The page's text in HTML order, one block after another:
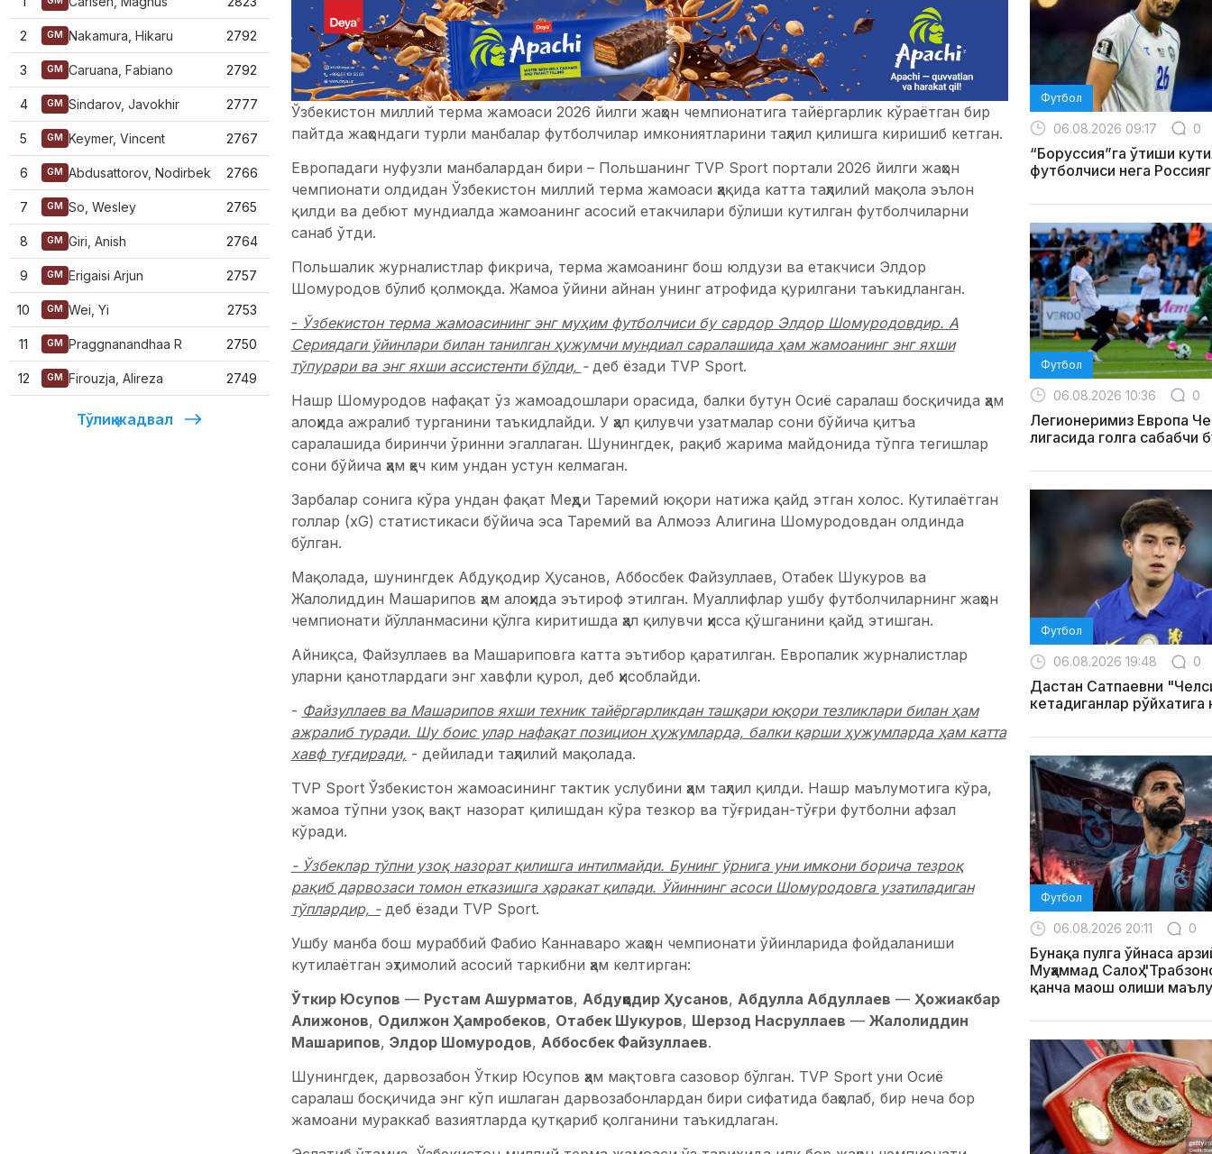
2 GM Nakamura, Hikaru 2792
3 GM Caruana, Fabiano 2792
4 GM Sindarov, Javokhir 2777
5 GM Keymer, Vincent 2767
6 GM Abdusattorov, Nodirbek 2766
7 GM So, Wesley 2765
8 GM Giri, Anish 2764
9 GM Erigaisi Arjun 2757
10 GM Wei, Yi 2753
11 GM Praggnanandhaa R 2750
12 GM Firouzja, Alireza 2749
Тўлиқ жадвал
Ўзбекистон миллий терма жамоаси 2026 йилги жаҳон чемпионатига тайёргарлик кўраётган бир
пайтда жаҳондаги турли манбалар футболчилар имкониятларини таҳлил қилишга киришиб кетган.
Европадаги нуфузли манбалардан бири – Польшанинг TVP Sport портали 2026 йилги жаҳон
чемпионати олдидан Ўзбекистон миллий терма жамоаси ҳақида катта таҳлилий мақола эълон
қилди ва дебют мундиалда жамоанинг асосий етакчилари бўлиши кутилган футболчиларни
санаб ўтди.
Польшалик журналистлар фикрича, терма жамоанинг бош юлдузи ва етакчиси Элдор
Шомуродов бўлиб қолмоқда. Жамоа ўйини айнан унинг атрофида қурилгани таъкидланган.
- Ўзбекистон терма жамоасининг энг муҳим футболчиси бу сардор Элдор Шомуродовдир. А
Сериядаги ўйинлари билан танилган ҳужумчи мундиал саралашида ҳам жамоанинг энг яхши
тўпурари ва энг яхши ассистенти бўлди, -деб ёзади TVP Sport.
Нашр Шомуродов нафақат ўз жамоадошлари орасида, балки бутун Осиё саралаш босқичида ҳам
алоҳида ажралиб турганини таъкидлайди. У ҳал қилувчи узатмалар сони бўйича қитъа
саралашида биринчи ўринни эгаллаган. Шунингдек, рақиб жарима майдонида тўпга тегишлар
сони бўйича ҳам ҳеч ким ундан устун келмаган.
Зарбалар сонига кўра ундан фақат Меҳди Таремий юқори натижа қайд этган холос. Кутилаётган
голлар (xG) статистикаси бўйича эса Таремий ва Алмоэз Алигина Шомуродовдан олдинда
бўлган.
Мақолада, шунингдек Абдуқодир Ҳусанов, Аббосбек Файзуллаев, Отабек Шукуров ва
Жалолиддин Машарипов ҳам алоҳида эътироф этилган. Муаллифлар ушбу футболчиларнинг жаҳон
чемпионати йўлланмасини қўлга киритишда ҳал қилувчи ҳисса қўшганини қайд этишган.
Айниқса, Файзуллаев ва Машариповга катта эътибор қаратилган. Европалик журналистлар
уларни қанотлардаги энг хавфли қурол, деб ҳисоблайди.
- Файзуллаев ва Машарипов яхши техник тайёргарликдан ташқари юқори тезликлари билан ҳам
ажралиб туради. Шу боис улар нафақат позицион ҳужумларда, балки қарши ҳужумларда ҳам катта
хавф туғдиради, - дейилади таҳлилий мақолада.
TVP Sport Ўзбекистон жамоасининг тактик услубини ҳам таҳлил қилди. Нашр маълумотига кўра,
жамоа тўпни узоқ вақт назорат қилишдан кўра тезкор ва тўғридан-тўғри футболни афзал
кўради.
- Ўзбеклар тўпни узоқ назорат қилишга интилмайди. Бунинг ўрнига уни имкони борича тезроқ
рақиб дарвозаси томон етказишга ҳаракат қилади. Ўйиннинг асоси Шомуродовга узатиладиган
тўплардир, -деб ёзади TVP Sport.
Ушбу манба бош мураббий Фабио Каннаваро жаҳон чемпионати ўйинларида фойдаланиши
кутилаётган эҳтимолий асосий таркибни ҳам келтирган:
Ўткир Юсупов — Рустам Ашурматов, Абдуқодир Ҳусанов, Абдулла Абдуллаев — Ҳожиакбар
Алижонов, Одилжон Ҳамробеков, Отабек Шукуров, Шерзод Насруллаев — Жалолиддин
Машарипов, Элдор Шомуродов, Аббосбек Файзуллаев.
Шунингдек, дарвозабон Ўткир Юсупов ҳам мақтовга сазовор бўлган. TVP Sport уни Осиё
саралаш босқичида энг кўп ишлаган дарвозабонлардан бири сифатида баҳолаб, бир неча бор
жамоани мураккаб вазиятларда қутқариб қолганини таъкидлаган.
Футбол
06.08.2026 09:17 0
“Боруссия”га ўтиши
футболчиси нега
Футбол
06.08.2026 10:36 0
Легионеримиз Европа
лигасида голга сабабчи
Футбол
06.08.2026 19:48 0
Дастан Сатпаевни
кетадиганлар
Футбол
06.08.2026 20:11 0
Бунақа пулга ўйнаса
Муҳаммад Салоҳ
қанча маош олиши